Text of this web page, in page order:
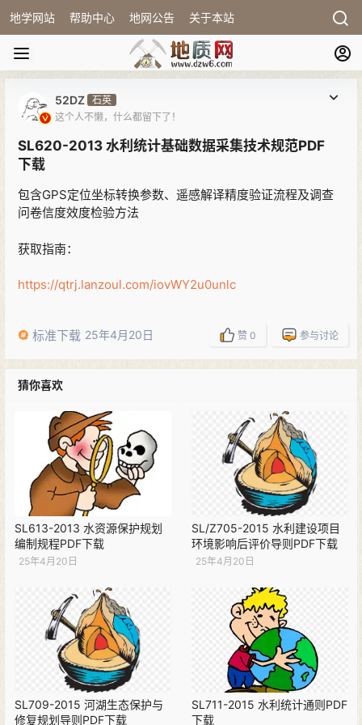
地学网站 帮助中心 地网公告 关于本站
52DZ 石英
这个人不懒，什么都留下了！
SL620-2013 水利统计基础数据采集技术规范PDF
下载
包含GPS定位坐标转换参数、遥感解译精度验证流程及调查
问卷信度效度检验方法
获取指南：
https://qtrj.lanzoul.com/iovWY2u0unlc
标准下载 25年4月20日 赞 0 参与讨论
猜你喜欢
SL613-2013 水资源保护规划
编制规程PDF下载
25年4月20日
SL/Z705-2015 水利建设项目
环境影响后评价导则PDF下载
25年4月20日
SL709-2015 河湖生态保护与
修复规划导则PDF下载
SL711-2015 水利统计通则PDF
下载